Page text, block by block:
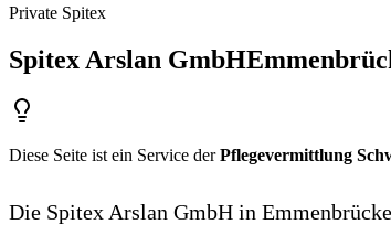
Private Spitex
Spitex Arslan GmbH
Diese Seite ist ein Service derPflegevermittlung
Die Spitex Arslan GmbH in